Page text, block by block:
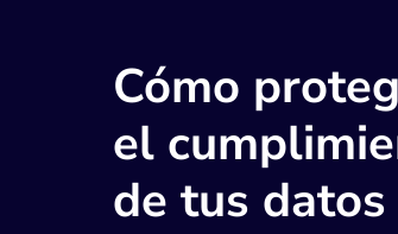
Cómo
el
de tus datos